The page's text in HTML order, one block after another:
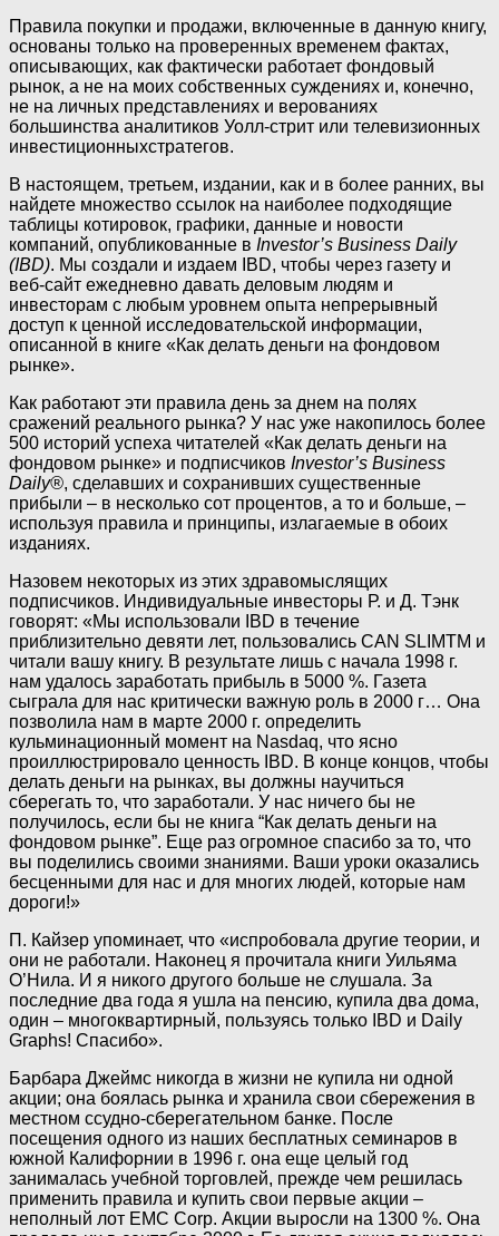
Правила покупки и продажи, включенные в данную книгу,
основаны только на проверенных временем фактах,
описывающих, как фактически работает фондовый
рынок, а не на моих собственных суждениях и, конечно,
не на личных представлениях и верованиях
большинства аналитиков Уолл-стрит или телевизионных
инвестиционныхстратегов.
В настоящем, третьем, издании, как и в более ранних, вы
найдете множество ссылок на наиболее подходящие
таблицы котировок, графики, данные и новости
компаний, опубликованные в Investor’s Business Daily
(IBD). Мы создали и издаем IBD, чтобы через газету и
веб-сайт ежедневно давать деловым людям и
инвесторам с любым уровнем опыта непрерывный
доступ к ценной исследовательской информации,
описанной в книге «Как делать деньги на фондовом
рынке».
Как работают эти правила день за днем на полях
сражений реального рынка? У нас уже накопилось более
500 историй успеха читателей «Как делать деньги на
фондовом рынке» и подписчиков Investor’s Business
Daily®, сделавших и сохранивших существенные
прибыли – в несколько сот процентов, а то и больше, –
используя правила и принципы, излагаемые в обоих
изданиях.
Назовем некоторых из этих здравомыслящих
подписчиков. Индивидуальные инвесторы Р. и Д. Тэнк
говорят: «Мы использовали IBD в течение
приблизительно девяти лет, пользовались CAN SLIMTM и
читали вашу книгу. В результате лишь с начала 1998 г.
нам удалось заработать прибыль в 5000 %. Газета
сыграла для нас критически важную роль в 2000 г… Она
позволила нам в марте 2000 г. определить
кульминационный момент на Nasdaq, что ясно
проиллюстрировало ценность IBD. В конце концов, чтобы
делать деньги на рынках, вы должны научиться
сберегать то, что заработали. У нас ничего бы не
получилось, если бы не книга “Как делать деньги на
фондовом рынке”. Еще раз огромное спасибо за то, что
вы поделились своими знаниями. Ваши уроки оказались
бесценными для нас и для многих людей, которые нам
дороги!»
П. Кайзер упоминает, что «испробовала другие теории, и
они не работали. Наконец я прочитала книги Уильяма
О’Нила. И я никого другого больше не слушала. За
последние два года я ушла на пенсию, купила два дома,
один – многоквартирный, пользуясь только IBD и Daily
Graphs! Спасибо».
Барбара Джеймс никогда в жизни не купила ни одной
акции; она боялась рынка и хранила свои сбережения в
местном ссудно-сберегательном банке. После
посещения одного из наших бесплатных семинаров в
южной Калифорнии в 1996 г. она еще целый год
занималась учебной торговлей, прежде чем решилась
применить правила и купить свои первые акции –
неполный лот EMC Corp. Акции выросли на 1300 %. Она